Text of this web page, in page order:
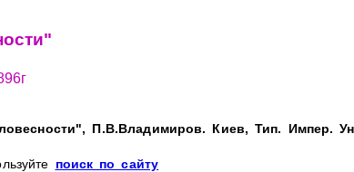
П.В.Владимиров. Киев, Тип. Импер.
поиск по сайту